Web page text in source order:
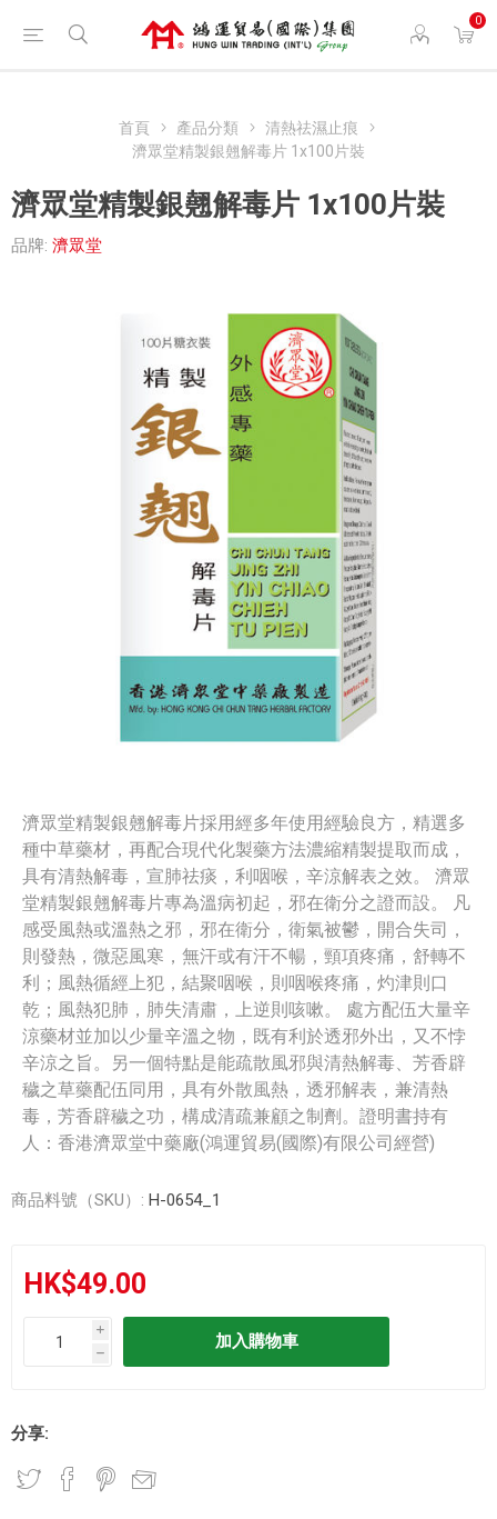
0
首頁 產品分類
清熱祛濕止痕
濟眾堂精製銀翹解毒片 1x100片裝
濟眾堂精製銀翹解毒片 1x100片裝
品牌: 濟眾堂
濟眾堂精製銀翹解毒片採用經多年使用經驗良方，精選多
種中草藥材，再配合現代化製藥方法濃縮精製提取而成，
具有清熱解毒，宣肺祛痰，利咽喉，辛涼解表之效。 濟眾
堂精製銀翹解毒片專為溫病初起，邪在衛分之證而設。 凡
感受風熱或溫熱之邪，邪在衛分，衛氣被鬱，開合失司，
則發熱，微惡風寒，無汗或有汗不暢，頸項疼痛，舒轉不
利；風熱循經上犯，結聚咽喉，則咽喉疼痛，灼津則口
乾；風熱犯肺，肺失清肅，上逆則咳嗽。 處方配伍大量辛
涼藥材並加以少量辛溫之物，既有利於透邪外出，又不悖
辛涼之旨。另一個特點是能疏散風邪與清熱解毒、芳香辟
穢之草藥配伍同用，具有外散風熱，透邪解表，兼清熱
毒，芳香辟穢之功，構成清疏兼顧之制劑。證明書持有
人：香港濟眾堂中藥廠(鴻運貿易(國際)有限公司經營)
商品料號（SKU）: H-0654_1
HK$49.00
i
h
分享: